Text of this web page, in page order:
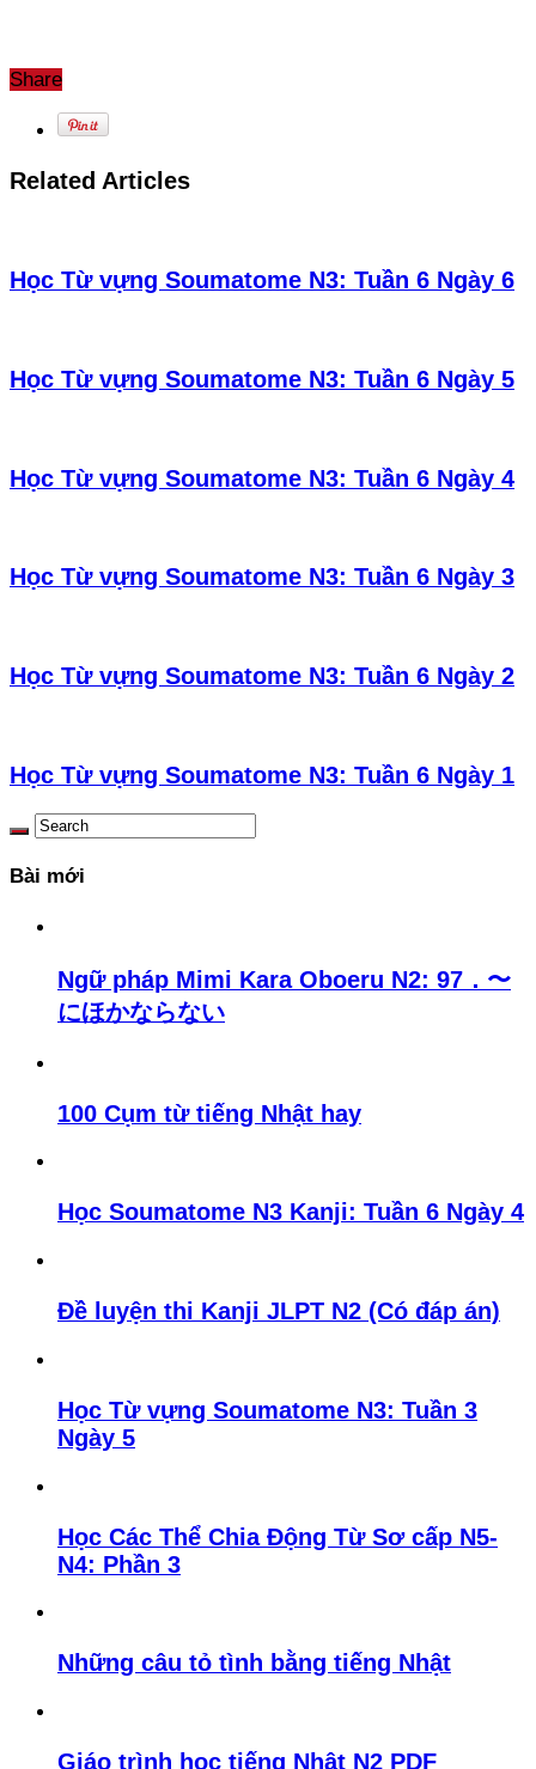
Share
Related Articles
Học Từ vựng Soumatome N3: Tuần 6 Ngày 6
Học Từ vựng Soumatome N3: Tuần 6 Ngày 5
Học Từ vựng Soumatome N3: Tuần 6 Ngày 4
Học Từ vựng Soumatome N3: Tuần 6 Ngày 3
Học Từ vựng Soumatome N3: Tuần 6 Ngày 2
Học Từ vựng Soumatome N3: Tuần 6 Ngày 1
Bài mới
Ngữ pháp Mimi Kara Oboeru N2: 97．〜
にほかならない
100 Cụm từ tiếng Nhật hay
Học Soumatome N3 Kanji: Tuần 6 Ngày 4
Đề luyện thi Kanji JLPT N2 (Có đáp án)
Học Từ vựng Soumatome N3: Tuần 3
Ngày 5
Học Các Thể Chia Động Từ Sơ cấp N5-
N4: Phần 3
Những câu tỏ tình bằng tiếng Nhật
Giáo trình học tiếng Nhật N2 PDF